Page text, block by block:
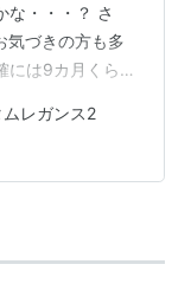
な・・・？ さ
気づきの方も多
には9カ月くら
呼ばれる古い万
しまし
時々オークショ
、ご縁があっ
ムレガンス2